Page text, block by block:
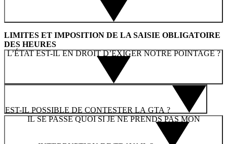
LIMITES ET IMPOSITION DE LA SAISIE OBLIGATOIRE
DES HEURES
L’ÉTAT EST-IL EN DROIT D’EXIGER NOTRE POINTAGE ?
EST-IL POSSIBLE DE CONTESTER LA GTA ?
IL SE PASSE QUOI SI JE NE PRENDS PAS MON